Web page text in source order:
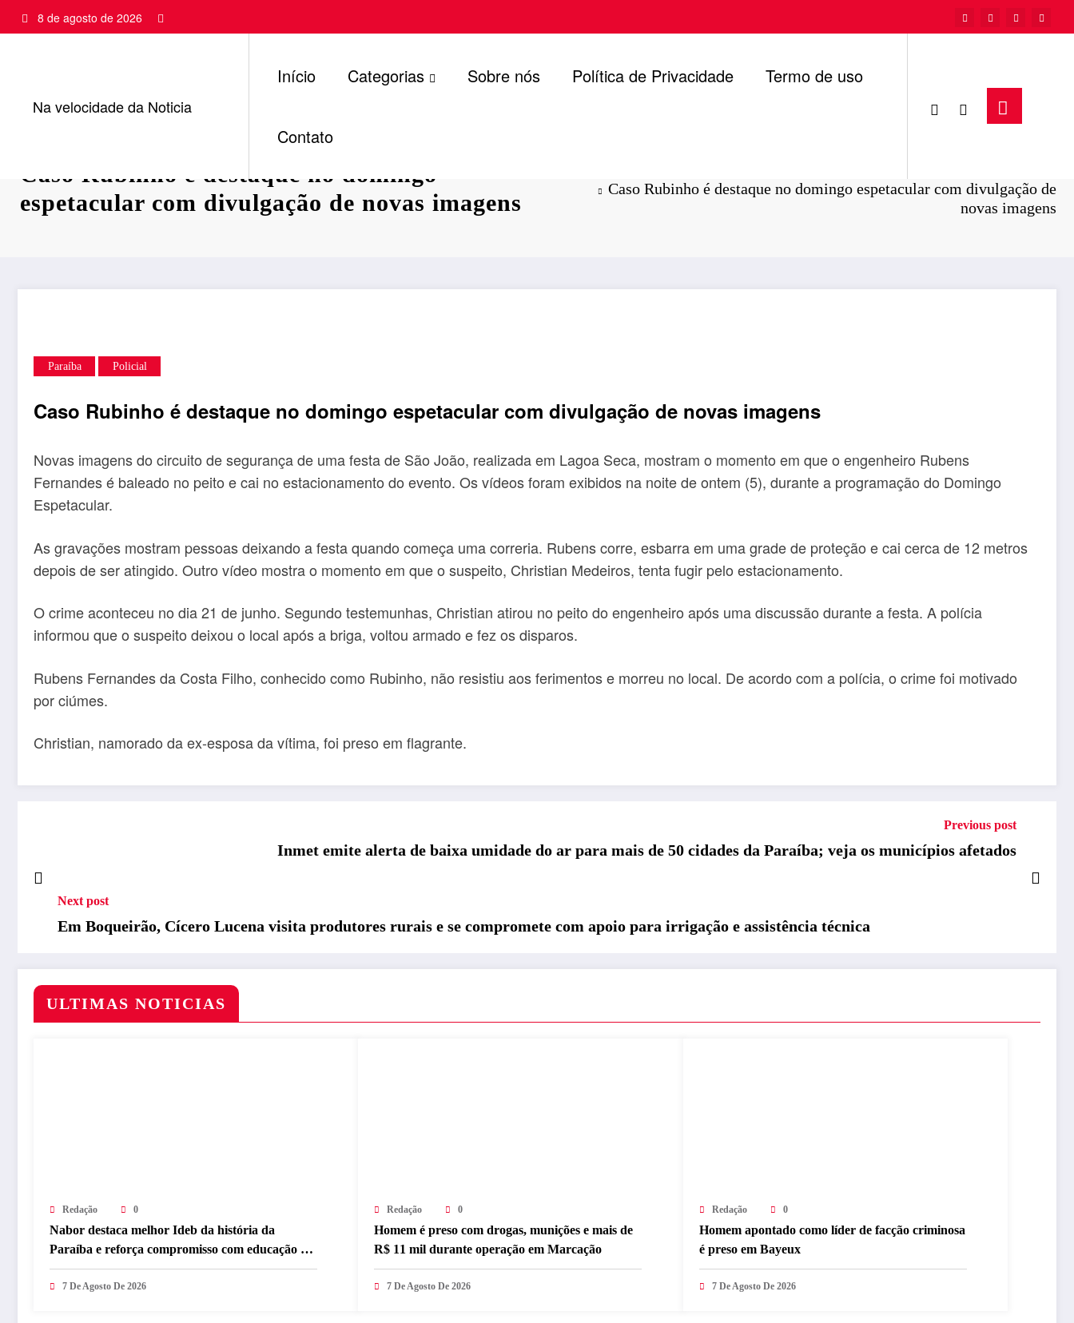
para
8 de agosto de 2026
Na velocidade da Noticia
Início Categorias Sobre nós Política de Privacidade Termo de uso
Contato
Caso Rubinho é destaque no domingo
espetacular com divulgação de novas imagens
Caso Rubinho é destaque no domingo espetacular com divulgação de
novas imagens
Paraíba Policial
Caso Rubinho é destaque no domingo espetacular com divulgação de novas imagens
Novas imagens do circuito de segurança de uma festa de São João, realizada em Lagoa Seca, mostram o momento em que o engenheiro Rubens
Fernandes é baleado no peito e cai no estacionamento do evento. Os vídeos foram exibidos na noite de ontem (5), durante a programação do Domingo
Espetacular.
As gravações mostram pessoas deixando a festa quando começa uma correria. Rubens corre, esbarra em uma grade de proteção e cai cerca de 12 metros
depois de ser atingido. Outro vídeo mostra o momento em que o suspeito, Christian Medeiros, tenta fugir pelo estacionamento.
O crime aconteceu no dia 21 de junho. Segundo testemunhas, Christian atirou no peito do engenheiro após uma discussão durante a festa. A polícia
informou que o suspeito deixou o local após a briga, voltou armado e fez os disparos.
Rubens Fernandes da Costa Filho, conhecido como Rubinho, não resistiu aos ferimentos e morreu no local. De acordo com a polícia, o crime foi motivado
por ciúmes.
Christian, namorado da ex-esposa da vítima, foi preso em flagrante.
Previous post
Inmet emite alerta de baixa umidade do ar para mais de 50 cidades da Paraíba; veja os municípios afetados
Next post
Em Boqueirão, Cícero Lucena visita produtores rurais e se compromete com apoio para irrigação e assistência técnica
ULTIMAS NOTICIAS
Redação 0
Nabor destaca melhor Ideb da história da
Paraíba e reforça compromisso com educação de
qualidade
7 De Agosto De 2026
Redação 0
Homem é preso com drogas, munições e mais de
R$ 11 mil durante operação em Marcação
7 De Agosto De 2026
Redação 0
Homem apontado como líder de facção criminosa
é preso em Bayeux
7 De Agosto De 2026